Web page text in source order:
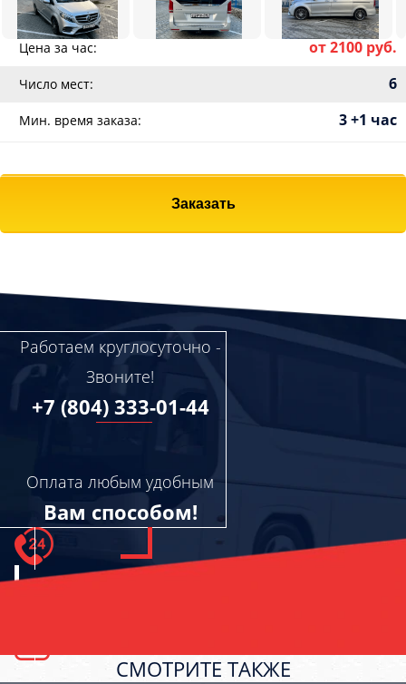
Цена за час: от 2100 руб.
Число мест: 6
Мин. время заказа: 3 +1 час
Заказать
Работаем круглосуточно -
Звоните!
+7 (804) 333-01-44
Оплата любым удобным
Вам способом!
СМОТРИТЕ ТАКЖЕ